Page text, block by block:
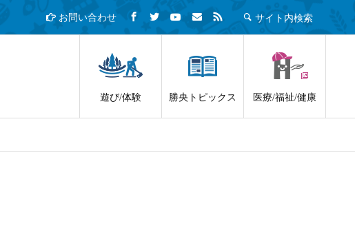
お問い合わせ サイト内検索
遊び/体験 勝央トピックス 医療/福祉/健康